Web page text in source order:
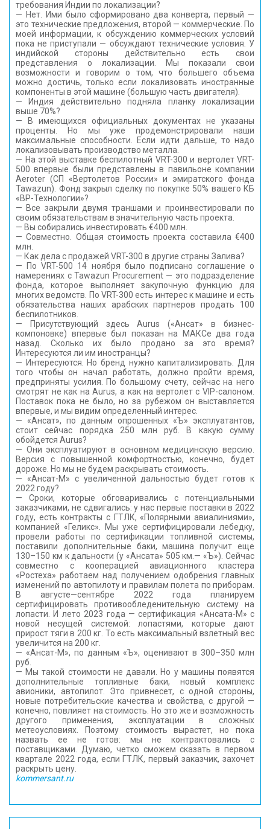
требования Индии по локализации?
— Нет. Ими было сформировано два конверта, первый —
это технические предложения, второй — коммерческие. По
моей информации, к обсуждению коммерческих условий
пока не приступали — обсуждают технические условия. У
индийской стороны действительно есть свои
представления о локализации. Мы показали свои
возможности и говорим о том, что большего объема
можно достичь, только если локализовать иностранные
компоненты в этой машине (большую часть двигателя).
— Индия действительно подняла планку локализации
выше 70%?
— В имеющихся официальных документах не указаны
проценты. Но мы уже продемонстрировали наши
максимальные способности. Если идти дальше, то надо
локализовывать производство металла.
— На этой выставке беспилотный VRT-300 и вертолет VRT-
500 впервые были представлены в павильоне компании
Aeroter (СП «Вертолетов России» и эмиратского фонда
Tawazun). Фонд закрыл сделку по покупке 50% вашего КБ
«ВР-Технологии»?
— Все закрыли двумя траншами и проинвестировали по
своим обязательствам в значительную часть проекта.
— Вы собирались инвестировать €400 млн.
— Совместно. Общая стоимость проекта составила €400
млн.
— Как дела с продажей VRT-300 в другие страны Залива?
— По VRT-500 14 ноября было подписано соглашение о
намерениях с Tawazun Procurement — это подразделение
фонда, которое выполняет закупочную функцию для
многих ведомств. По VRT-300 есть интерес к машине и есть
обязательства наших арабских партнеров продать 100
беспилотников.
— Присутствующий здесь Aurus («Ансат» в бизнес-
компоновке) впервые был показан на МАКСе два года
назад. Сколько их было продано за это время?
Интересуются ли им иностранцы?
— Интересуются. Но бренд нужно капитализировать. Для
того чтобы он начал работать, должно пройти время,
предприняты усилия. По большому счету, сейчас на него
смотрят не как на Aurus, а как на вертолет с VIP-салоном.
Поставок пока не было, но за рубежом он выставляется
впервые, и мы видим определенный интерес.
— «Ансат», по данным опрошенных «Ъ» эксплуатантов,
стоит сейчас порядка 250 млн руб. В какую сумму
обойдется Aurus?
— Они эксплуатируют в основном медицинскую версию.
Версия с повышенной комфортностью, конечно, будет
дороже. Но мы не будем раскрывать стоимость.
— «Ансат-М» с увеличенной дальностью будет готов к
2022 году?
— Сроки, которые обговаривались с потенциальными
заказчиками, не сдвигались: у нас первые поставки в 2022
году, есть контракты с ГТЛК, «Полярными авиалиниями»,
компанией «Геликс». Мы уже сертифицировали лебедку,
провели работы по сертификации топливной системы,
поставили дополнительные баки, машина получит еще
130–150 км к дальности (у «Ансата» 505 км.— «Ъ»). Сейчас
совместно с кооперацией авиационного кластера
«Ростеха» работаем над получением одобрения главных
изменений по автопилоту и правилам полета по приборам.
В августе—сентябре 2022 года планируем
сертифицировать противообледенительную систему на
лопасти. И лето 2023 года — сертификация «Ансата-М» с
новой несущей системой: лопастями, которые дают
прирост тяги в 200 кг. То есть максимальный взлетный вес
увеличится на 200 кг.
— «Ансат-М», по данным «Ъ», оценивают в 300–350 млн
руб.
— Мы такой стоимости не давали. Но у машины появятся
дополнительные топливные баки, новый комплекс
авионики, автопилот. Это привнесет, с одной стороны,
новые потребительские качества и свойства, с другой —
конечно, повлияет на стоимость. Но это же и возможность
другого применения, эксплуатации в сложных
метеоусловиях. Поэтому стоимость вырастет, но пока
назвать ее не готов: мы не контрактовались с
поставщиками. Думаю, четко сможем сказать в первом
квартале 2022 года, если ГТЛК, первый заказчик, захочет
раскрыть цену.
kommersant.ru